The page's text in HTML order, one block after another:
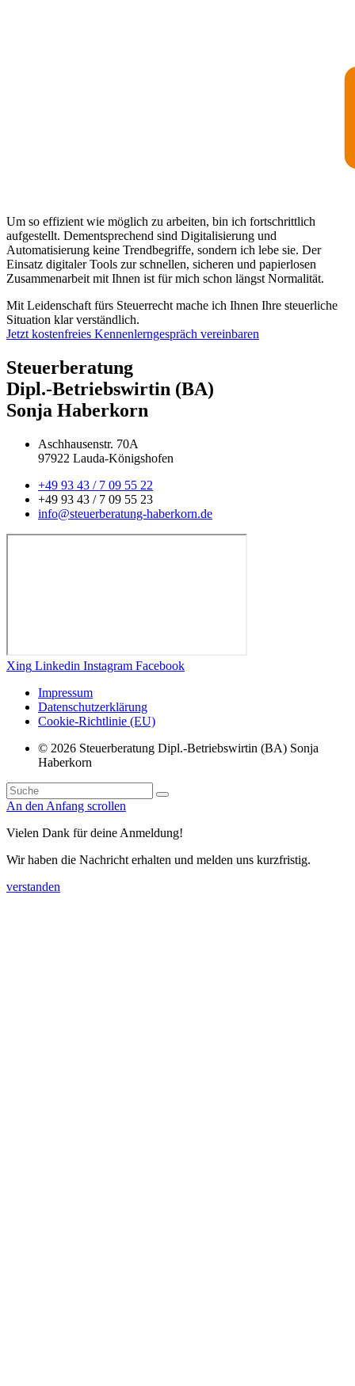
Um so effizient wie möglich zu arbeiten, bin ich fortschrittlich
aufgestellt. Dementsprechend sind Digitalisierung und
Automatisierung keine Trendbegriffe, sondern ich lebe sie. Der
Einsatz digitaler Tools zur schnellen, sicheren und papierlosen
Zusammenarbeit mit Ihnen ist für mich schon längst Normalität.
Mit Leidenschaft fürs Steuerrecht mache ich Ihnen Ihre steuerliche
Situation klar verständlich.
Jetzt kostenfreies Kennenlerngespräch vereinbaren
Steuerberatung
Dipl.-Betriebswirtin (BA)
Sonja Haberkorn
Aschhausenstr. 70A
97922 Lauda-Königshofen
+49 93 43 / 7 09 55 22
+49 93 43 / 7 09 55 23
info@steuerberatung-haberkorn.de
Xing Linkedin Instagram Facebook
Impressum
Datenschutzerklärung
Cookie-Richtlinie (EU)
© 2026 Steuerberatung Dipl.-Betriebswirtin (BA) Sonja
Haberkorn
An den Anfang scrollen
Vielen Dank für deine Anmeldung!
Wir haben die Nachricht erhalten und melden uns kurzfristig.
verstanden